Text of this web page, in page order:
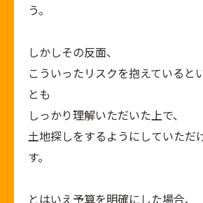
う。
しかしその反面、
こういったリスクを抱えていると
とも
しっかり理解いただいた上で、
土地探しをするようにしていただ
す。
とはいえ予算を明確にした場合、